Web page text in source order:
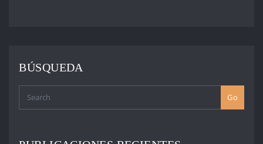
BÚSQUEDA
Go